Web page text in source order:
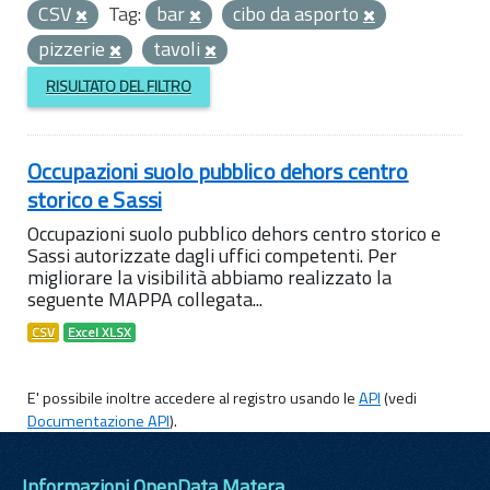
CSV
Tag: bar
cibo da asporto
pizzerie
tavoli
RISULTATO DEL FILTRO
Occupazioni suolo pubblico dehors centro
storico e Sassi
Occupazioni suolo pubblico dehors centro storico e
Sassi autorizzate dagli uffici competenti. Per
migliorare la visibilità abbiamo realizzato la
seguente MAPPA collegata...
CSV Excel XLSX
E' possibile inoltre accedere al registro usando leAPI(vedi
Documentazione API).